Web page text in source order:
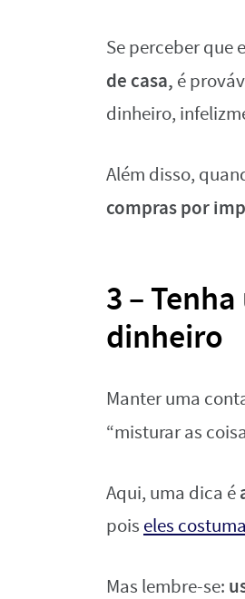
Se perceber que
de casa, é
dinheiro,
Além disso,
compras por
3 –
dinheiro
Manter uma
“misturar as
Aqui, uma dica é
pois eles
Mas lembre-se: